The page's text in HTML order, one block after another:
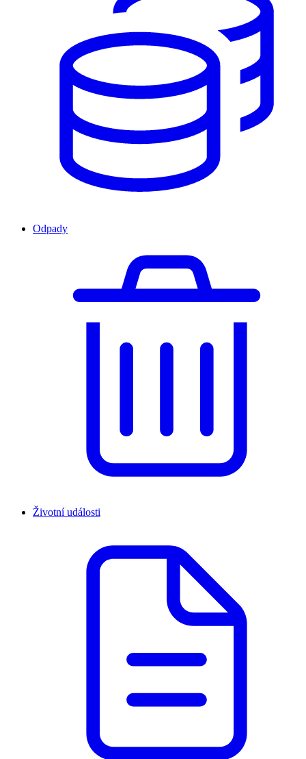
Odpady
Životní události